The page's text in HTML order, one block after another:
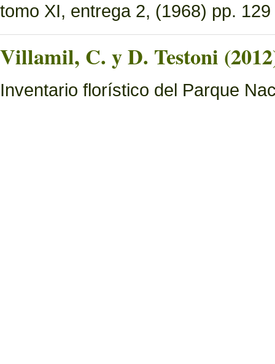
tomo XI, entrega 2, (1968) pp.
Villamil, C. y D. Testoni
Inventario florístico del Parque